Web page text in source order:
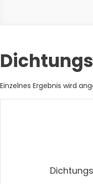
Einzelnes Ergebnis wird